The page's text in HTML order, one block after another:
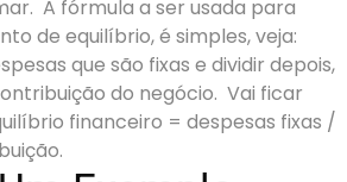
A fórmula a ser usada para
de equilíbrio, é simples, veja:
que são fixas e dividir depois,
do negócio. Vai ficar
financeiro = despesas fixas /